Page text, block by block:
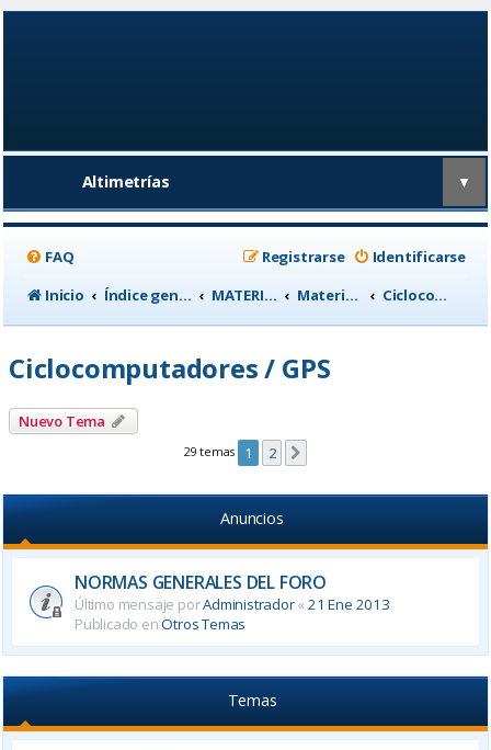
Altimetrías ▼
FAQ Identificarse
Registrarse
Inicio
Índice general MATERIAL CICLISTA Material para Entrenamiento Ciclocomputadores / GPS
Ciclocomputadores / GPS
Nuevo Tema
29 temas 1 2
Anuncios
NORMAS GENERALES DEL FORO
Último mensaje porAdministrador«21 Ene 2013
Publicado enOtros Temas
Temas